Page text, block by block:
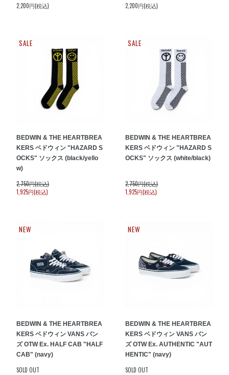
2,200円(税込) 2,200円(税込)
SALE
BEDWIN & THE HEARTBREA
KERS ベドウィン "HAZARD S
OCKS" ソックス (black/yello
w)
2,750円(税込)
1,925円(税込)
SALE
BEDWIN & THE HEARTBREA
KERS ベドウィン "HAZARD S
OCKS" ソックス (white/black)
2,750円(税込)
1,925円(税込)
NEW
BEDWIN & THE HEARTBREA
KERS ベドウィン VANS バン
ズ OTW Ex. HALF CAB "HALF
CAB" (navy)
SOLD OUT
NEW
BEDWIN & THE HEARTBREA
KERS ベドウィン VANS バン
ズ OTW Ex. AUTHENTIC "AUT
HENTIC" (navy)
SOLD OUT